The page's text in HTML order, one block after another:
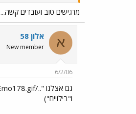
מרגישים טוב ועובדים קשה...
א אלון 58
New member
6/2/06
ו"בילויים")